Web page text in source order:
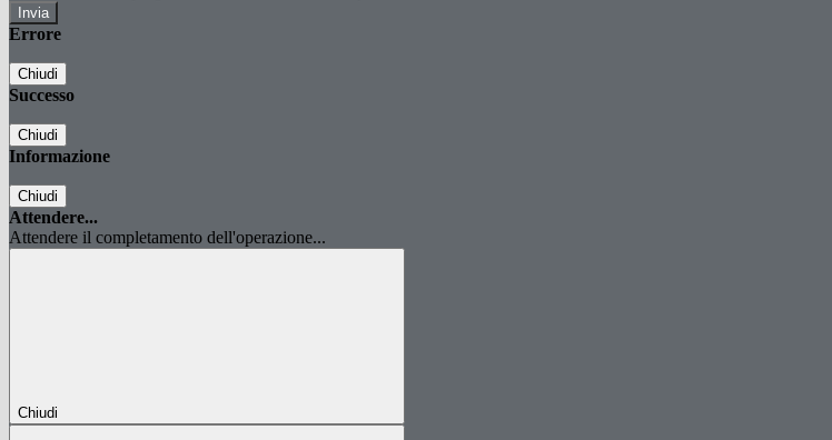
Errore
Chiudi
Successo
Chiudi
Informazione
Chiudi
Attendere...
Attendere il completamento dell'operazione...
Chiudi